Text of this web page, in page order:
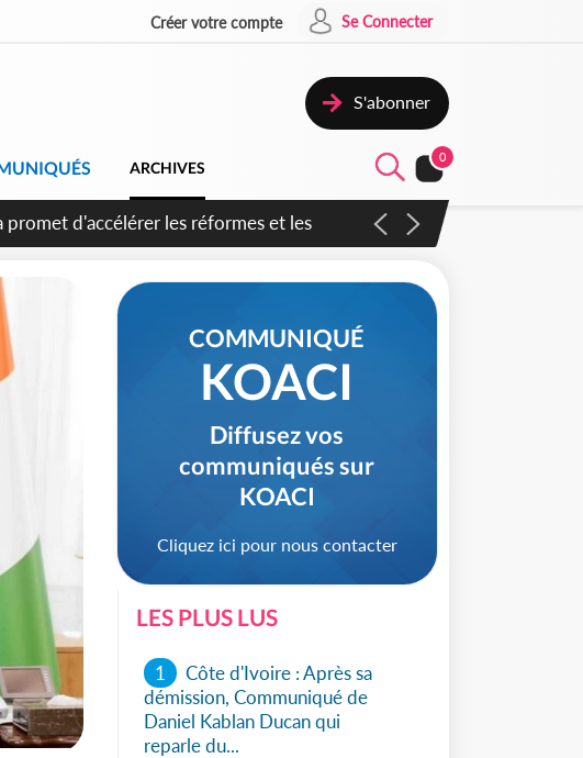
Créer votre compte Se Connecter
S'abonner
ARCHIVES
0
et veut s'en inspirer pour accélérer le
COMMUNIQUÉ
KOACI
Diffusez vos
communiqués sur
KOACI
Cliquez ici pour nous contacter
LES PLUS LUS
1
Côte d'Ivoire : Après sa
démission, Communiqué de
Daniel Kablan Ducan qui
reparle du...